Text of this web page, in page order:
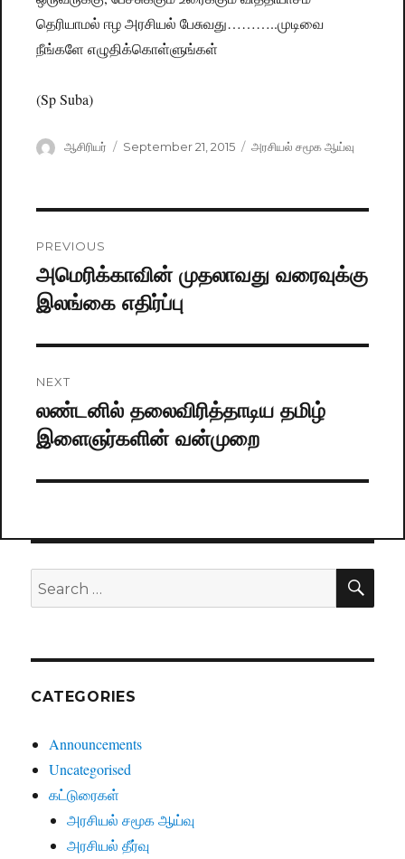
தெரியாமல் ஈழ அரசியல் பேசுவது………..முடிவை
நீங்களே எழுதிக்கொள்ளுங்கள்
(Sp Suba)
Author
ஆசிரியர்
Posted
September 21, 2015 Categories
அரசியல் சமூக ஆய்வு
navigation
PREVIOUS
Previous
post:
அமெரிக்காவின் முதலாவது வரைவுக்கு
இலங்கை எதிர்ப்பு
NEXT
Next
post:
லண்டனில் தலைவிரித்தாடிய தமிழ்
இளைஞர்களின் வன்முறை
Search
for:
CATEGORIES
Announcements
Uncategorised
கட்டுரைகள்
அரசியல் சமூக ஆய்வு
அரசியல் தீர்வு